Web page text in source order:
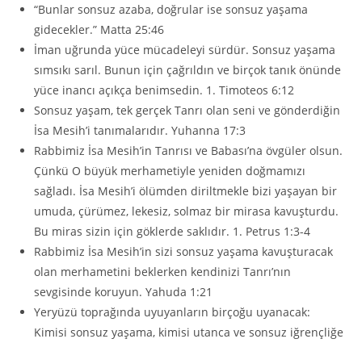
“Bunlar sonsuz azaba, doğrular ise sonsuz yaşama
gidecekler.” Matta 25:46
İman uğrunda yüce mücadeleyi sürdür. Sonsuz yaşama
sımsıkı sarıl. Bunun için çağrıldın ve birçok tanık önünde
yüce inancı açıkça benimsedin. 1. Timoteos 6:12
Sonsuz yaşam, tek gerçek Tanrı olan seni ve gönderdiğin
İsa Mesih’i tanımalarıdır. Yuhanna 17:3
Rabbimiz İsa Mesih’in Tanrısı ve Babası’na övgüler olsun.
Çünkü O büyük merhametiyle yeniden doğmamızı
sağladı. İsa Mesih’i ölümden diriltmekle bizi yaşayan bir
umuda, çürümez, lekesiz, solmaz bir mirasa kavuşturdu.
Bu miras sizin için göklerde saklıdır. 1. Petrus 1:3-4
Rabbimiz İsa Mesih’in sizi sonsuz yaşama kavuşturacak
olan merhametini beklerken kendinizi Tanrı’nın
sevgisinde koruyun. Yahuda 1:21
Yeryüzü toprağında uyuyanların birçoğu uyanacak:
Kimisi sonsuz yaşama, kimisi utanca ve sonsuz iğrençliğe